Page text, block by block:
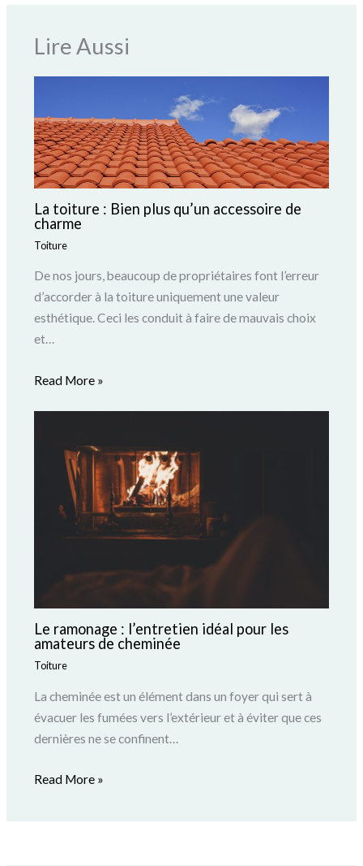
Lire Aussi
La toiture : Bien plus qu’un accessoire de
charme
Toiture
De nos jours, beaucoup de propriétaires font l’erreur
d’accorder à la toiture uniquement une valeur
esthétique. Ceci les conduit à faire de mauvais choix
et…
Read More »
Le ramonage : l’entretien idéal pour les
amateurs de cheminée
Toiture
La cheminée est un élément dans un foyer qui sert à
évacuer les fumées vers l’extérieur et à éviter que ces
dernières ne se confinent…
Read More »